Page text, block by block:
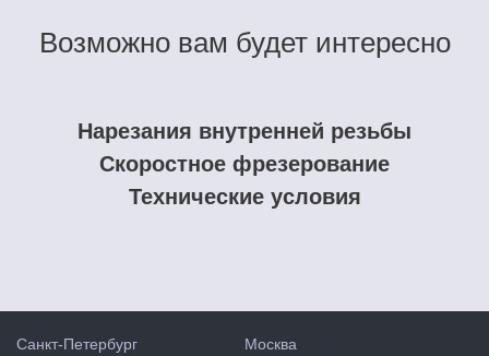
Возможно вам будет интересно
Нарезания внутренней резьбы
Скоростное фрезерование
Технические условия
Санкт-Петербург Москва